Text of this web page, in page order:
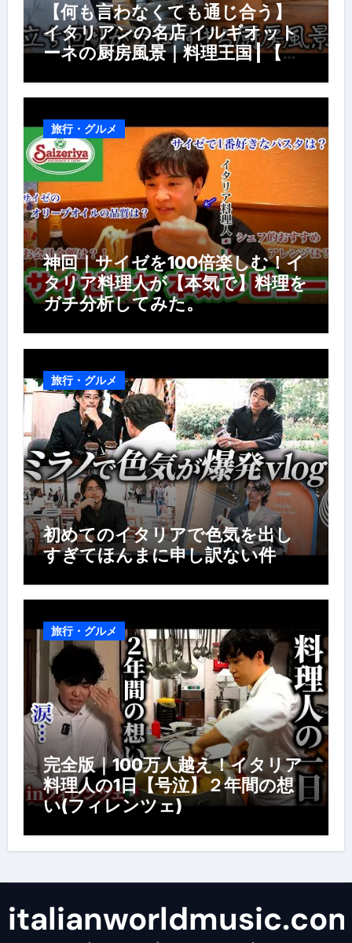
【何も言わなくても通じ合う】
イタリアンの名店 イルギオット
ーネの厨房風景｜料理王国 | 【厨
風景】
旅行・グルメ
神回｜サイゼを100倍楽しむ！イ
タリア料理人が【本気で】料理を
ガチ分析してみた。
旅行・グルメ
初めてのイタリアで色気を出し
すぎてほんまに申し訳ない件
旅行・グルメ
完全版｜100万人越え！イタリア
料理人の1日【号泣】２年間の想
い(フィレンツェ)